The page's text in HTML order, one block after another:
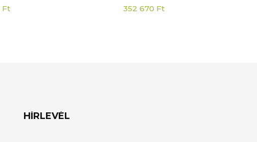
Ft 352 670 Ft
HÍRLEVÉL